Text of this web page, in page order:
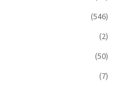
(546)
(2)
(50)
(7)